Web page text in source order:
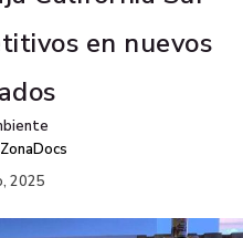
en nuevos
ZonaDocs
2025